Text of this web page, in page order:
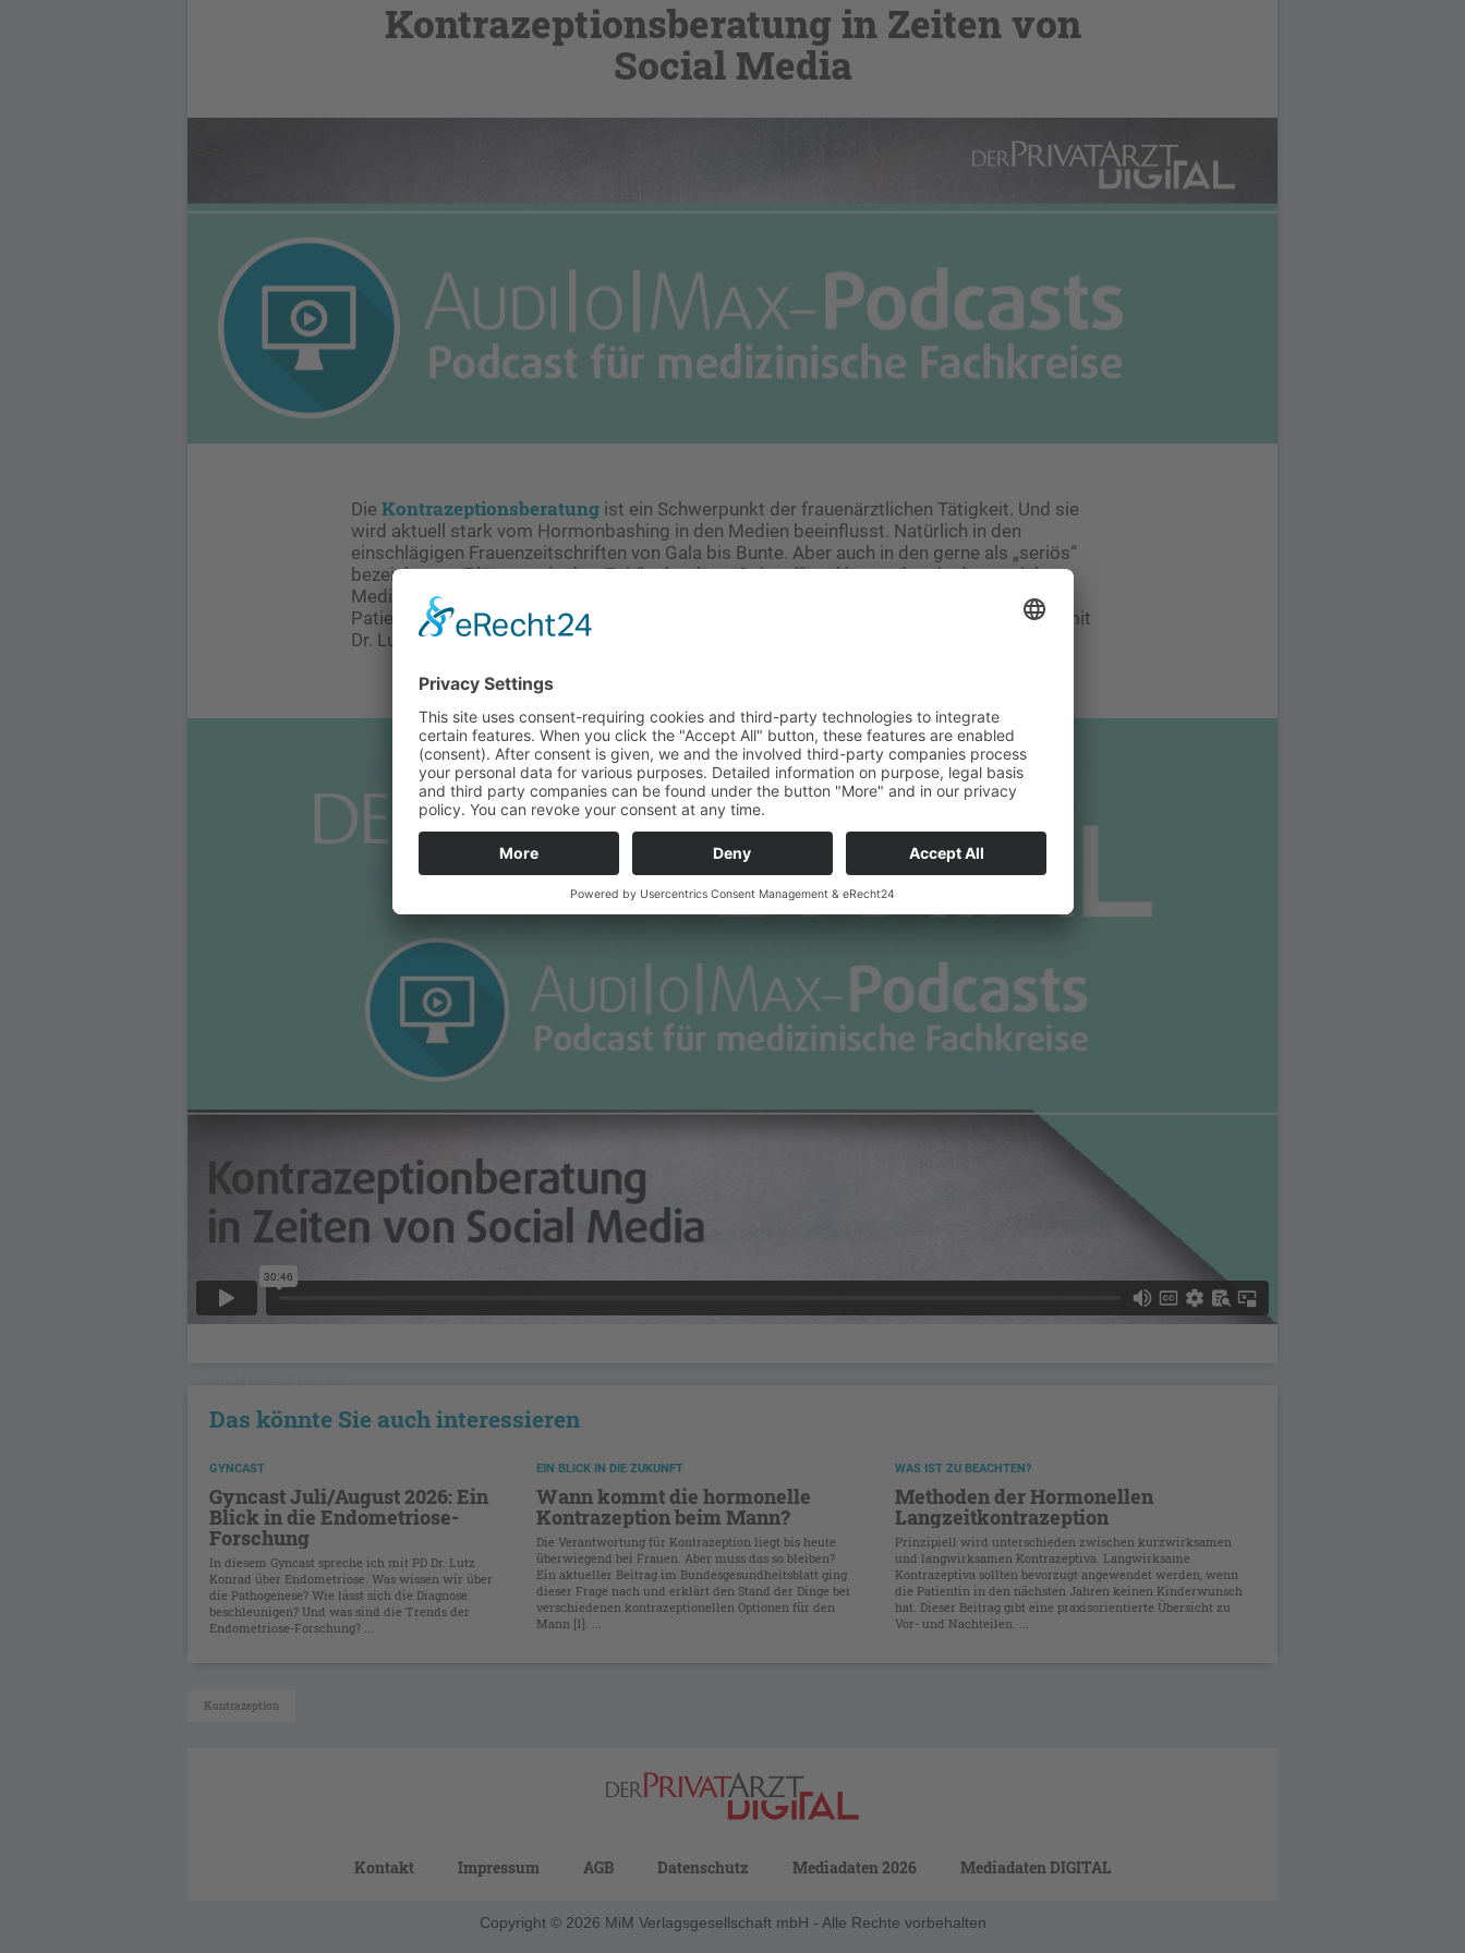
Kontrazeptionsberatung in Zeiten von
Social Media
Die Kontrazeptionsberatung ist ein Schwerpunkt der frauenärztlichen Tätigkeit. Und sie
wird aktuell stark vom Hormonbashing in den Medien beeinflusst. Natürlich in den
einschlägigen Frauenzeitschriften von Gala bis Bunte. Aber auch in den gerne als „seriös“
bezeichneten Blättern wie der „Zeit“ oder dem „Spiegel“ und besonders in den sozialen
Medien bei Facebook, Instagram, Tik-Tok & Co. Medien, in denen sich vor allem jungen
Patientinnen tummeln. Welche Auswirkungen das auf die Beratung hat, besprechen wir mit
Dr. Ludwig Baumgartner.
Das könnte Sie auch interessieren
GYNCAST
Gyncast Juli/August 2026: Ein
Blick in die Endometriose-
Forschung
In diesem Gyncast spreche ich mit PD Dr. Lutz
Konrad über Endometriose. Was wissen wir über
die Pathogenese? Wie lässt sich die Diagnose
beschleunigen? Und was sind die Trends der
Endometriose-Forschung? ...
EIN BLICK IN DIE ZUKUNFT
Wann kommt die hormonelle
Kontrazeption beim Mann?
Die Verantwortung für Kontrazeption liegt bis heute
überwiegend bei Frauen. Aber muss das so bleiben?
Ein aktueller Beitrag im Bundesgesundheitsblatt ging
dieser Frage nach und erklärt den Stand der Dinge bei
verschiedenen kontrazeptionellen Optionen für den
Mann [1]. ...
WAS IST ZU BEACHTEN?
Methoden der Hormonellen
Langzeitkontrazeption
Prinzipiell wird unterschieden zwischen kurzwirksamen
und langwirksamen Kontrazeptiva. Langwirksame
Kontrazeptiva sollten bevorzugt angewendet werden, wenn
die Patientin in den nächsten Jahren keinen Kinderwunsch
hat. Dieser Beitrag gibt eine praxisorientierte Übersicht zu
Vor- und Nachteilen. ...
Kontrazeption
Kontakt Impressum AGB Datenschutz Mediadaten 2026 Mediadaten DIGITAL
Copyright © 2026 MiM Verlagsgesellschaft mbH - Alle Rechte vorbehalten